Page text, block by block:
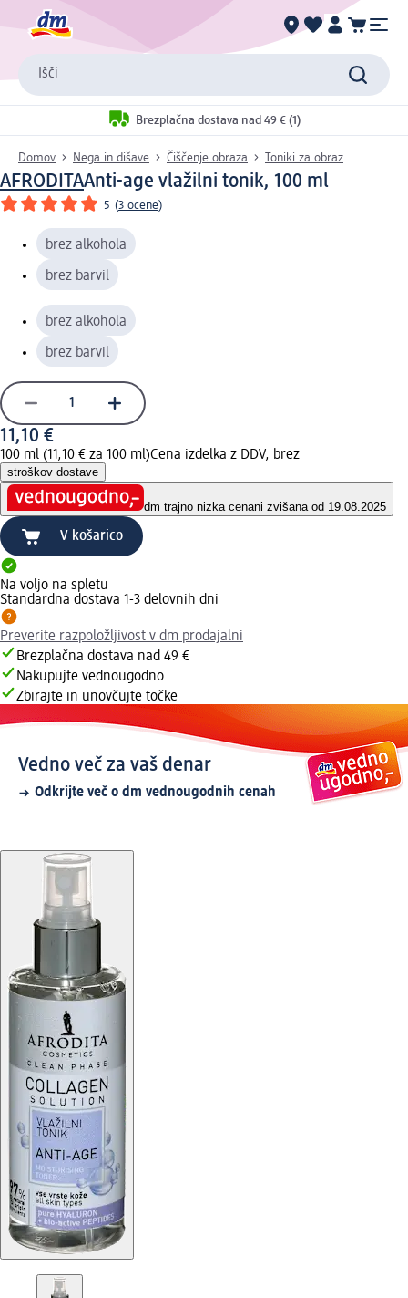
Išči
Brezplačna dostava nad 49 € (1)
Domov Nega in dišave Čiščenje obraza Toniki za obraz
AFRODITAAnti-age vlažilni tonik, 100 ml
5 (3 ocene)
brez alkohola
brez barvil
brez alkohola
brez barvil
11,10 €
100 ml (11,10 € za 100 ml)Cena izdelka z DDV, brez
stroškov dostave
dm trajno nizka cenani zvišana od 19.08.2025
V košarico
Na voljo na spletu
Standardna dostava 1-3 delovnih dni
Preverite razpoložljivost v dm prodajalni
Brezplačna dostava nad 49 €
Nakupujte vednougodno
Zbirajte in unovčujte točke
Vedno več za vaš denar
Odkrijte več o dm vednougodnih cenah